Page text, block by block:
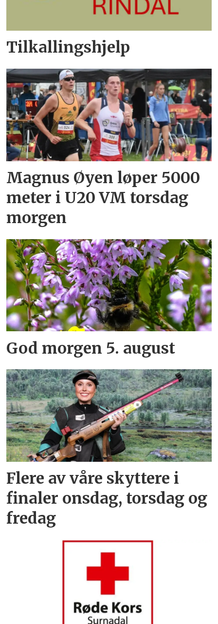
Tilkallingshjelp
Magnus Øyen løper 5000
meter i U20 VM torsdag
morgen
God morgen 5. august
Flere av våre skyttere i
finaler onsdag, torsdag og
fredag